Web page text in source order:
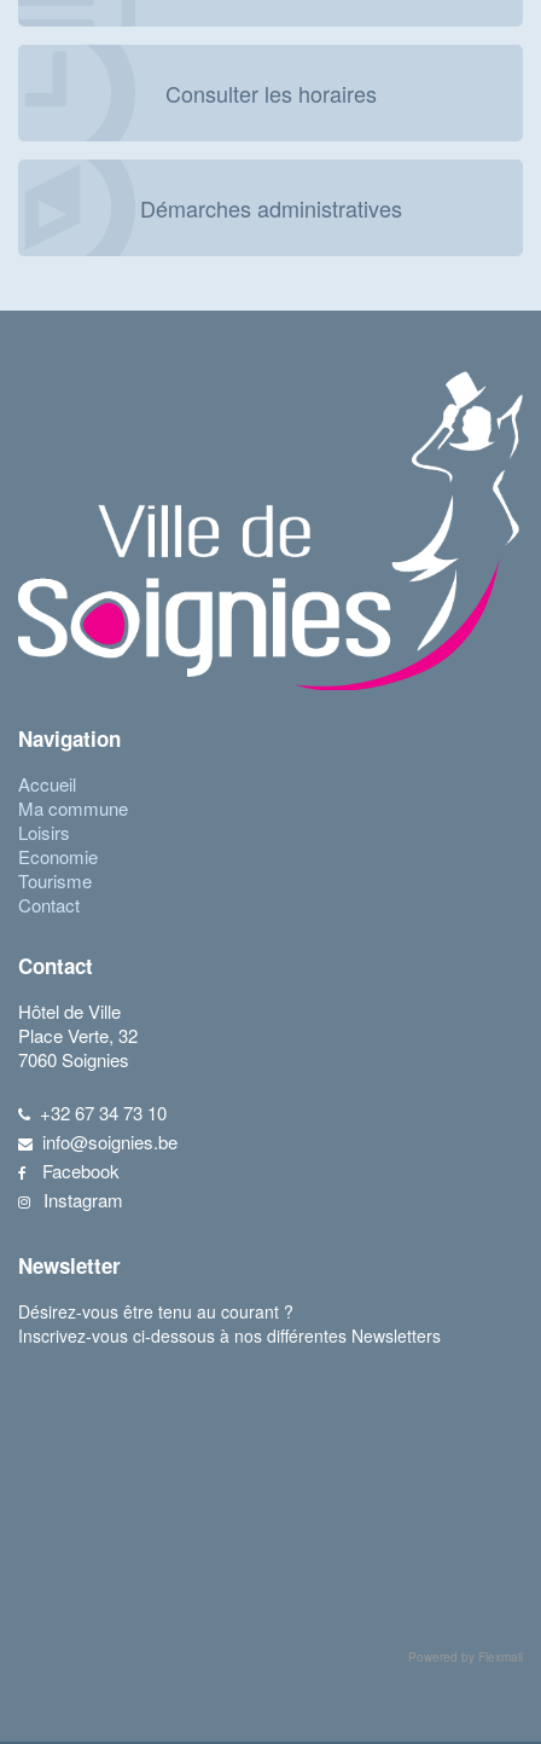
Consulter les horaires
Démarches administratives
Navigation
Accueil
Ma commune
Loisirs
Economie
Tourisme
Contact
Contact
Hôtel de Ville
Place Verte, 32
7060 Soignies
+32 67 34 73 10
info@soignies.be
Facebook
Instagram
Newsletter
Désirez-vous être tenu au courant ?
Inscrivez-vous ci-dessous à nos différentes Newsletters
Powered by Flexmail